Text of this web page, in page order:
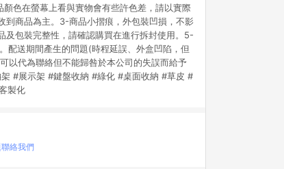
色在螢幕上看與實物會有些許色差，請以實際
商品為主。3-商品小摺痕，外包裝凹損，不影
包裝完整性，請確認購買在進行拆封使用。5-
配送期間產生的問題(時程延誤、外盒凹陷，但
以代為聯絡但不能歸咎於本公司的失誤而給予
#展示架 #鍵盤收納 #綠化 #桌面收納 #草皮 #
製化
聯絡我們